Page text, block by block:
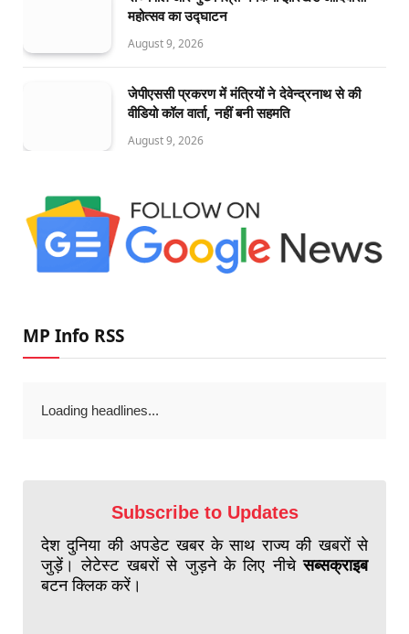
महोत्सव का उद्घाटन
August 9, 2026
जेपीएससी प्रकरण में मंत्रियों ने देवेन्द्रनाथ से की
वीडियो कॉल वार्ता, नहीं बनी सहमति
August 9, 2026
MP Info RSS
Loading headlines...
Subscribe to Updates
देश दुनिया की अपडेट खबर के साथ राज्य की खबरों से
जुड़ें। लेटेस्ट खबरों से जुड़ने के लिए नीचेसब्सक्राइब
बटन क्लिक करें।